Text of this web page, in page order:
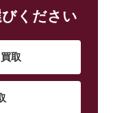
ください
取